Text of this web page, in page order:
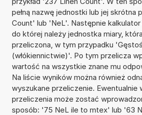
pełną nazwę jednostki lub jej skrótna
Count' lub 'NeL'. Następnie kalkulator
do której należy jednostka miary,
przeliczona, w tym przypadku
(włókiennictwie)'. Po tym przelicza
wartość na wszystkie znane mu
Na liście wyników można również
wyszukane przeliczenie. Ewentualnie
przeliczenia może zostać
sposób: '75 NeL ile to mtex' lub '63